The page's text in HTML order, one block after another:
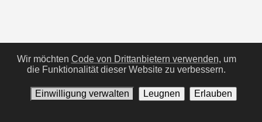
Wir möchten Code von Drittanbietern verwenden, um
die Funktionalität dieser Website zu verbessern.
Einwilligung verwalten Leugnen Erlauben